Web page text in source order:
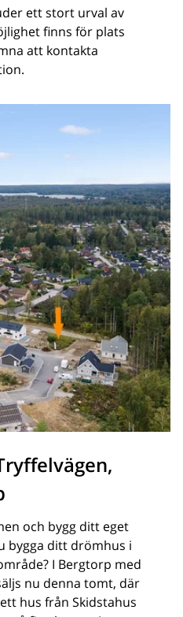
ett stort urval av
finns för plats
att kontakta
och bygg ditt eget
bygga ditt drömhus i
I Bergtorp med
nu denna tomt, där
hus från Skidstahus